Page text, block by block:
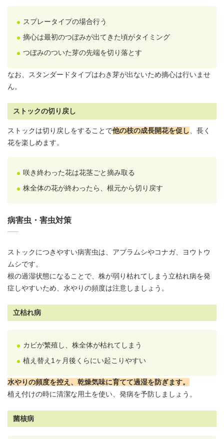
スプレータイプの場合行う
摘心は最初のつぼみが出てきた頃がタイミング
つぼみのついた芽の先端を切り落とす
なお、スタンダードタイプはわき芽が出ないため摘心は行いませ
ん。
ストックの切り戻し
ストックは切り戻しをすることで他の枝の成長開花を促し 、長く
花を楽しめます。
咲き終わった花は花茎ごと摘み取る
株全体の花が終わったら、根元から切り戻す
病害虫・害虫対策
ストックにつきやすい病害虫は、アブラムシやコナガ、ヨウトウ
ムシです。
根の過湿状態になることで、株が弱り枯れてしまう立枯れ病を発
症しやすいため、 水やりの頻度は注意しましょう。
立枯れ病
カビが繁殖し、株全体が枯れてしまう
植え替え1ヶ月後くらにい起こりやすい
水やりの頻度を控え、乾燥気味に育てて過湿を防ぎます。
植え付けの時に清潔な用土を使い、発病を予防しましょう。
菌核病